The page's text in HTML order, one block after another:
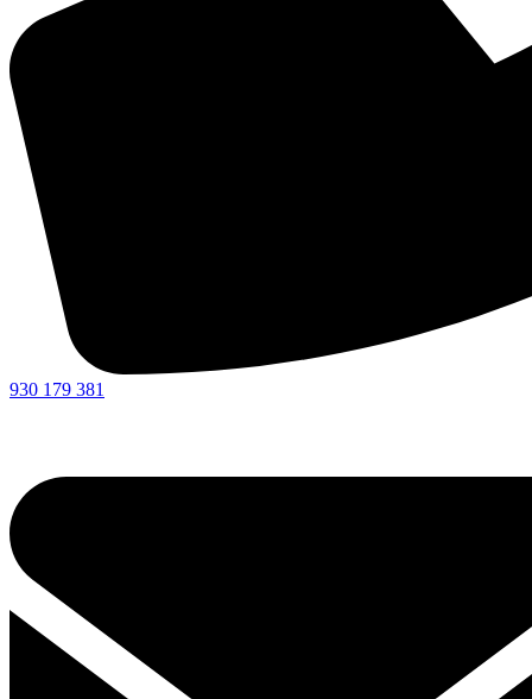
930 179 381